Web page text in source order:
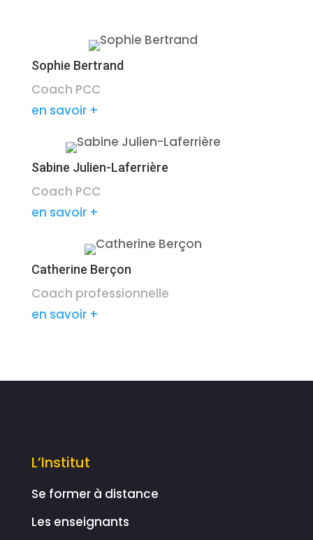
Sophie Bertrand
Coach PCC
en savoir +
Sabine Julien-Laferrière
Coach PCC
en savoir +
Catherine Berçon
Coach professionnelle
en savoir +
L’Institut
Se former à distance
Les enseignants